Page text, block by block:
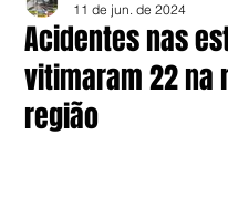
Acidentes nas
vitimaram 22 na
região
11 de jun. de 2024